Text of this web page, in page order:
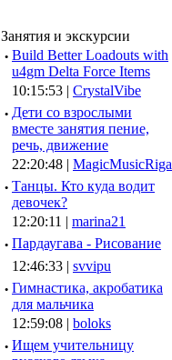
Занятия и экскурсии
· Build Better Loadouts with
u4gm Delta Force Items
10:15:53 | CrystalVibe
· Дети со взрослыми
вместе занятия пение,
речь, движение
22:20:48 | MagicMusicRiga
· Танцы. Кто куда водит
девочек?
12:20:11 | marina21
· Пардаугава - Рисование
12:46:33 | svvipu
· Гимнастика, акробатика
для мальчика
12:59:08 | boloks
· Ищем учительницу